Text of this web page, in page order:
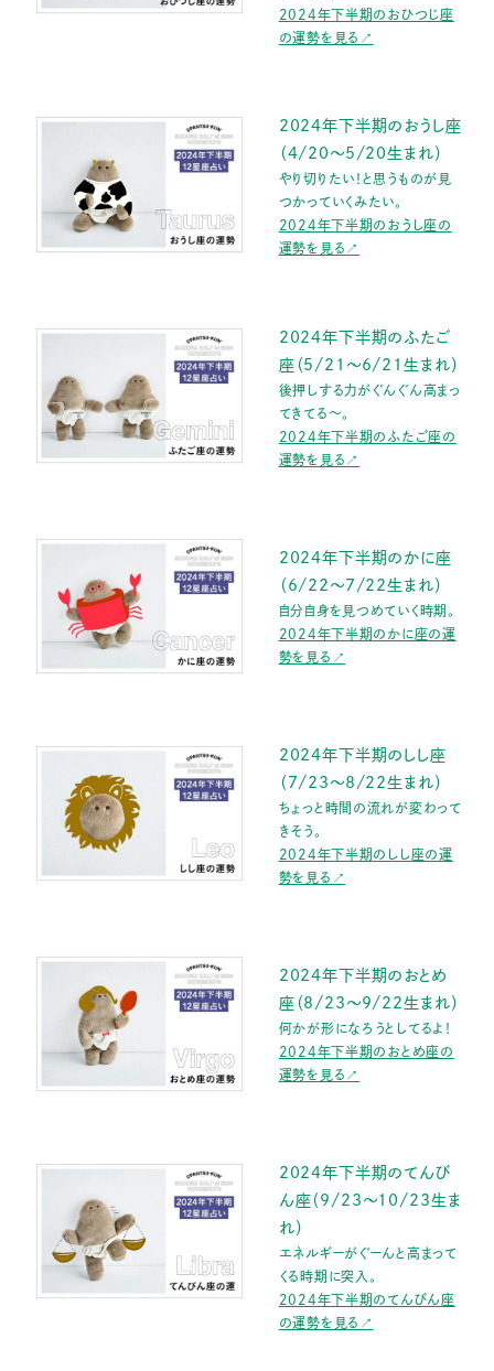
2024年下半期のおひつじ座
の運勢を見る↗
2024年下半期のおうし座
（4/20～5/20生まれ）
やり切りたい！と思うものが見
つかっていくみたい。
2024年下半期のおうし座の
運勢を見る↗
2024年下半期のふたご
座（5/21～6/21生まれ）
後押しする力がぐんぐん高まっ
てきてる〜。
2024年下半期のふたご座の
運勢を見る↗
2024年下半期のかに座
（6/22～7/22生まれ）
自分自身を見つめていく時期。
2024年下半期のかに座の運
勢を見る↗
2024年下半期のしし座
（7/23〜8/22生まれ）
ちょっと時間の流れが変わって
きそう。
2024年下半期のしし座の運
勢を見る↗
2024年下半期のおとめ
座（8/23〜9/22生まれ）
何かが形になろうとしてるよ！
2024年下半期のおとめ座の
運勢を見る↗
2024年下半期のてんび
ん座（9/23〜10/23生ま
れ）
エネルギーがぐーんと高まって
くる時期に突入。
2024年下半期のてんびん座
の運勢を見る↗